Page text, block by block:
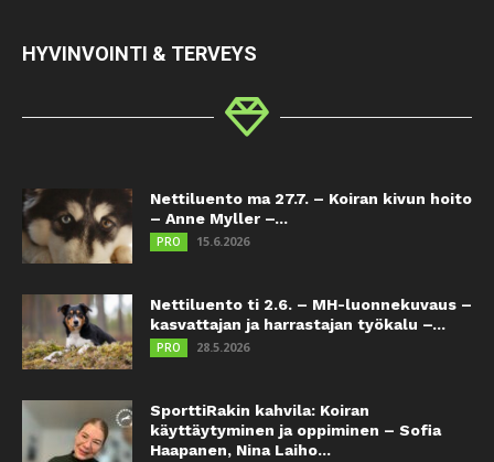
HYVINVOINTI & TERVEYS
Nettiluento ma 27.7. – Koiran kivun hoito
– Anne Myller –...
PRO 15.6.2026
Nettiluento ti 2.6. – MH-luonnekuvaus –
kasvattajan ja harrastajan työkalu –...
PRO 28.5.2026
SporttiRakin kahvila: Koiran
käyttäytyminen ja oppiminen – Sofia
Haapanen, Nina Laiho...